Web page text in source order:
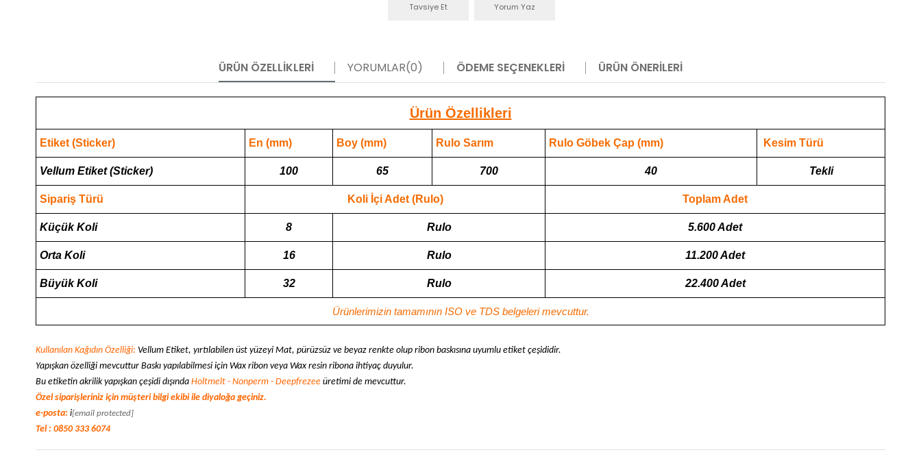
Tavsiye Et Yorum Yaz
ÜRÜN ÖZELLIKLERI YORUMLAR(0) ÖDEME SEÇENEKLERI ÜRÜN ÖNERILERI
Ürün Özellikleri
Etiket (Sticker) En (mm) Boy (mm) Rulo Sarım Rulo Göbek Çap (mm) Kesim Türü
Vellum Etiket (Sticker) 100 65 700 40 Tekli
Sipariş Türü Koli İçi Adet (Rulo) Toplam Adet
Küçük Koli 8 Rulo 5.600 Adet
Orta Koli 16 Rulo 11.200 Adet
Büyük Koli 32 Rulo 22.400 Adet
Ürünlerimizin tamamının ISO ve TDS belgeleri mevcuttur.
Kullanılan Kağıdın Özelliği: Vellum Etiket, yırtılabilen üst yüzeyi Mat, pürüzsüz ve beyaz renkte olup ribon baskısına uyumlu etiket çeşididir.
Yapışkan özelliği mevcuttur Baskı yapılabilmesi için Wax ribon veya Wax resin ribona ihtiyaç duyulur.
Bu etiketin akrilik yapışkan çeşidi dışında Holtmelt - Nonperm - Deepfrezee üretimi de mevcuttur.
Özel siparişleriniz için müşteri bilgi ekibi ile diyaloğa geçiniz.
e-posta: i[email protected]
Tel : 0850 333 6074